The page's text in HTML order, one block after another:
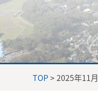
TOP> 2025年11